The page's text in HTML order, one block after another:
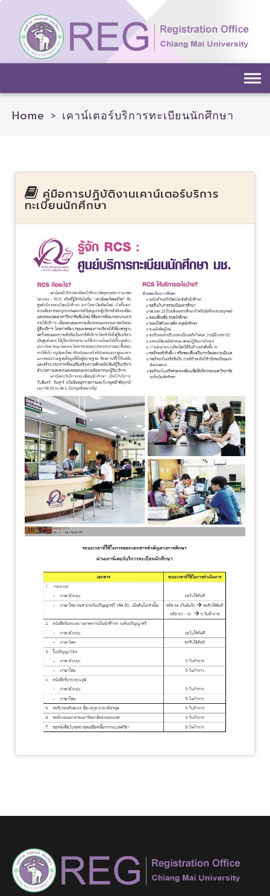
Home > เคาน์เตอร์บริการทะเบียนนักศึกษา
คู่มือการปฏิบัติงานเคาน์เตอร์บริการ
ทะเบียนนักศึกษา